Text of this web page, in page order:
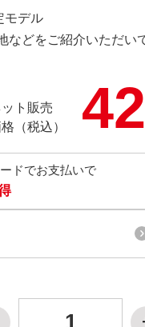
モデル
どをご紹介いただい
ト販売
（税込）
ドでお支払いで